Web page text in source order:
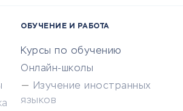
ОБУЧЕНИЕ И РАБОТА
Курсы по обучению
Онлайн-школы
Изучение иностранных
языков